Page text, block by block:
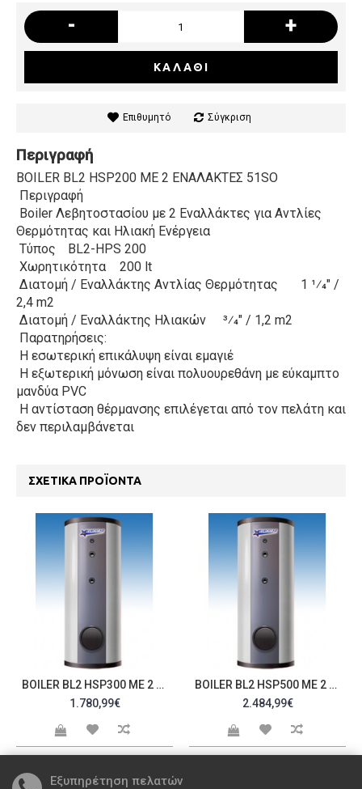
- +
ΚΑΛΆΘΙ
Επιθυμητό Σύγκριση
Περιγραφή
BOILER BL2 HSP200 ΜΕ 2 ΕΝΑΛΑΚΤΕΣ 51SO
Περιγραφή
Boiler Λεβητοστασίου με 2 Εναλλάκτες για Αντλίες
Θερμότητας και Ηλιακή Ενέργεια
Τύπος
BL2-HPS 200
Χωρητικότητα
200 lt
Διατομή / Εναλλάκτης Αντλίας Θερμότητας
1 1⁄4" /
2,4 m2
Διατομή / Εναλλάκτης Ηλιακών
3⁄4" / 1,2 m2
Παρατηρήσεις:
Η εσωτερική επικάλυψη είναι εμαγιέ
Η εξωτερική μόνωση είναι πολυουρεθάνη με εύκαμπτο
μανδύα PVC
Η αντίσταση θέρμανσης επιλέγεται από τον πελάτη και
δεν περιλαμβάνεται
ΣΧΕΤΙΚΆ ΠΡΟΪΌΝΤΑ
BOILER BL2 HSP300 ΜΕ 2 ΕΝΑΛΛΆΚΤΕΣ 51SO
1.780,99€
BOILER BL2 HSP500 ΜΕ 2 ΕΝΑΛΛΆΚΤΕΣ 51SO
2.484,99€
Εξυπηρέτηση πελατών